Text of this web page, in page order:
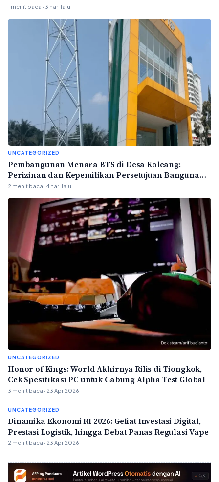
1 menit baca · 3 hari lalu
UNCATEGORIZED
Pembangunan Menara BTS di Desa Koleang:
Perizinan dan Kepemilikan Persetujuan Bangunan
Gedung (PBG)
2 menit baca · 4 hari lalu
UNCATEGORIZED
Honor of Kings: World Akhirnya Rilis di Tiongkok,
Cek Spesifikasi PC untuk Gabung Alpha Test Global
3 menit baca · 23 Apr 2026
UNCATEGORIZED
Dinamika Ekonomi RI 2026: Geliat Investasi Digital,
Prestasi Logistik, hingga Debat Panas Regulasi Vape
2 menit baca · 23 Apr 2026